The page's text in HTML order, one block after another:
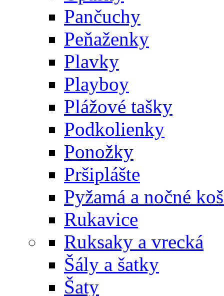
Pančuchy
Peňaženky
Plavky
Playboy
Plážové tašky
Podkolienky
Ponožky
Pršiplášte
Pyžamá a nočné
Rukavice
Ruksaky a vrecká
Šály a šatky
Šaty